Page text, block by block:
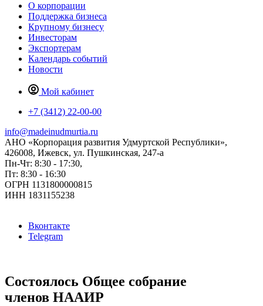
О корпорации
Поддержка бизнеса
Крупному бизнесу
Инвесторам
Экспортерам
Календарь событий
Новости
Мой кабинет
+7 (3412) 22-00-00
info@madeinudmurtia.ru
АНО «Корпорация развития Удмуртской Республики»,
426008, Ижевск, ул. Пушкинская, 247-а
Пн-Чт: 8:30 - 17:30,
Пт: 8:30 - 16:30
ОГРН 1131800000815
ИНН 1831155238
Вконтакте
Telegram
Состоялось Общее собрание
членов НААИР